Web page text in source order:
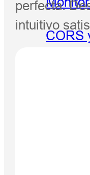
CORS
perfecta.
intuitivo